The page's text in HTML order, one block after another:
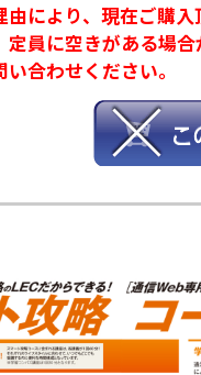
により、現在ご購入
員に空きがある場合
合わせください。